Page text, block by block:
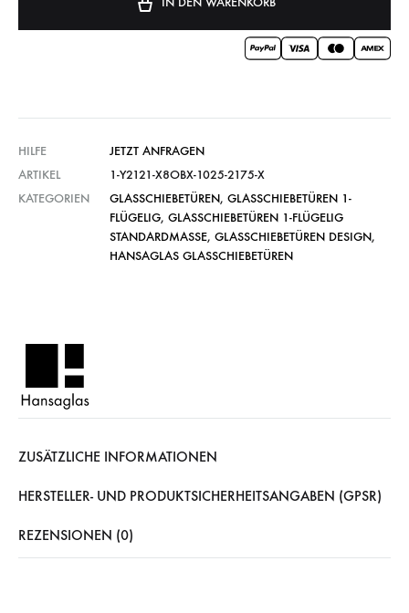
HILFE
JETZT ANFRAGEN
ARTIKEL
1-Y2121-X8OBX-1025-2175-X
KATEGORIEN
GLASSCHIEBETÜREN, GLASSCHIEBETÜREN 1-
FLÜGELIG, GLASSCHIEBETÜREN 1-FLÜGELIG
STANDARDMASSE , GLASSCHIEBETÜREN DESIGN,
HANSAGLAS GLASSCHIEBETÜREN
ZUSÄTZLICHE INFORMATIONEN
HERSTELLER- UND PRODUKTSICHERHEITSANGABEN (GPSR)
REZENSIONEN (0)